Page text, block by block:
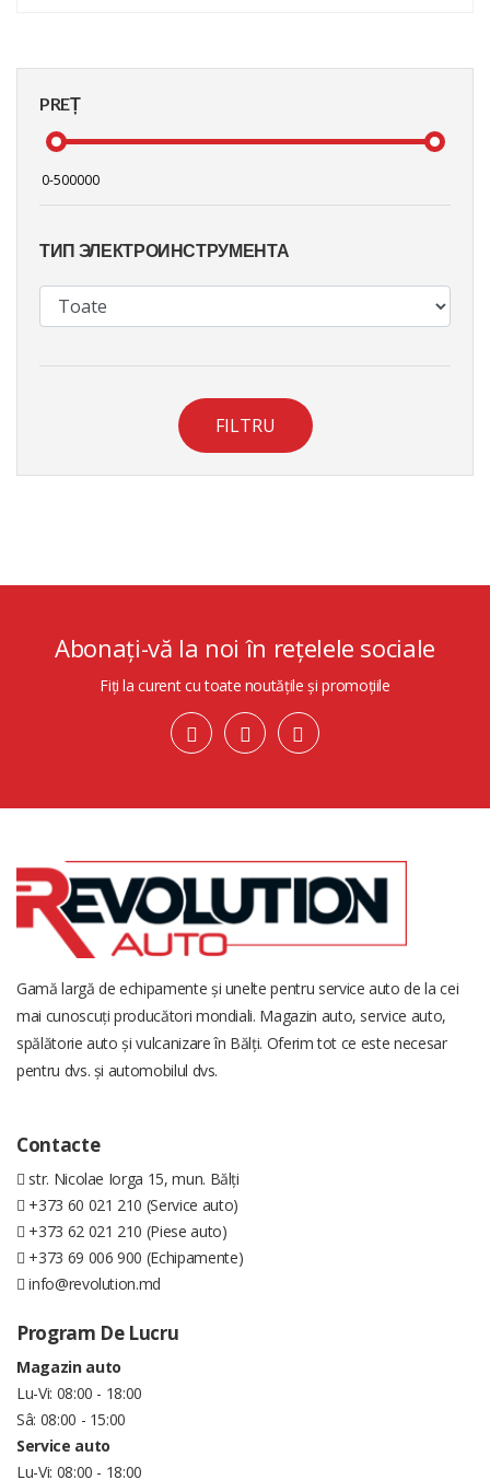
PREȚ
ТИП ЭЛЕКТРОИНСТРУМЕНТА
FILTRU
Abonați-vă la noi în rețelele sociale
Fiți la curent cu toate noutățile și promoțiile
Gamă largă de echipamente și unelte pentru service auto de la cei
mai cunoscuți producători mondiali. Magazin auto, service auto,
spălătorie auto și vulcanizare în Bălți. Oferim tot ce este necesar
pentru dvs. și automobilul dvs.
Contacte
str. Nicolae Iorga 15, mun. Bălți
+373 60 021 210 (Service auto)
+373 62 021 210 (Piese auto)
+373 69 006 900 (Echipamente)
info@revolution.md
Program De Lucru
Magazin auto
Lu-Vi: 08:00 - 18:00
Sâ: 08:00 - 15:00
Service auto
Lu-Vi: 08:00 - 18:00